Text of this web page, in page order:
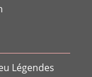
Légendes